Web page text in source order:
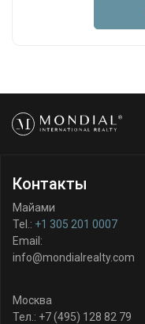
Контакты
Майами
Tel.: +1 305 201 0007
Email:
info@mondialrealty.com
Москва
Тел.: +7 (495) 128 82 79